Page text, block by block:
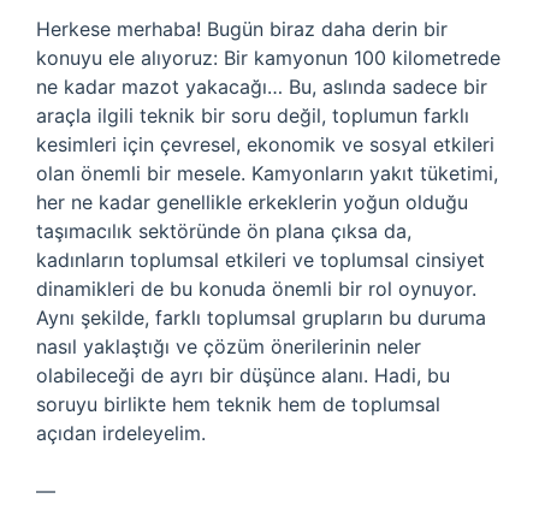
Herkese merhaba! Bugün biraz daha derin bir
konuyu ele alıyoruz: Bir kamyonun 100 kilometrede
ne kadar mazot yakacağı… Bu, aslında sadece bir
araçla ilgili teknik bir soru değil, toplumun farklı
kesimleri için çevresel, ekonomik ve sosyal etkileri
olan önemli bir mesele. Kamyonların yakıt tüketimi,
her ne kadar genellikle erkeklerin yoğun olduğu
taşımacılık sektöründe ön plana çıksa da,
kadınların toplumsal etkileri ve toplumsal cinsiyet
dinamikleri de bu konuda önemli bir rol oynuyor.
Aynı şekilde, farklı toplumsal grupların bu duruma
nasıl yaklaştığı ve çözüm önerilerinin neler
olabileceği de ayrı bir düşünce alanı. Hadi, bu
soruyu birlikte hem teknik hem de toplumsal
açıdan irdeleyelim.
—